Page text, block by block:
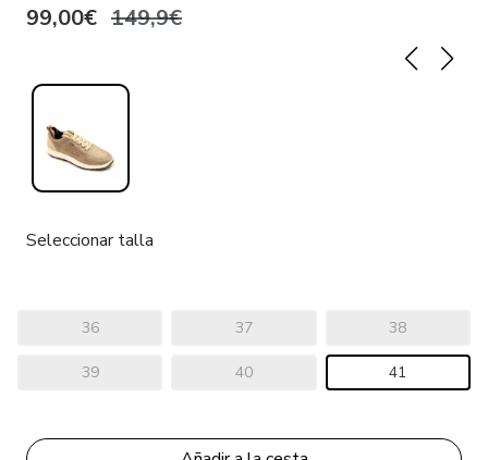
99,00€ 149,9€
Seleccionar talla
36 37 38
39 40 41